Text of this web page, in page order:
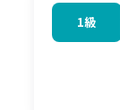
1級